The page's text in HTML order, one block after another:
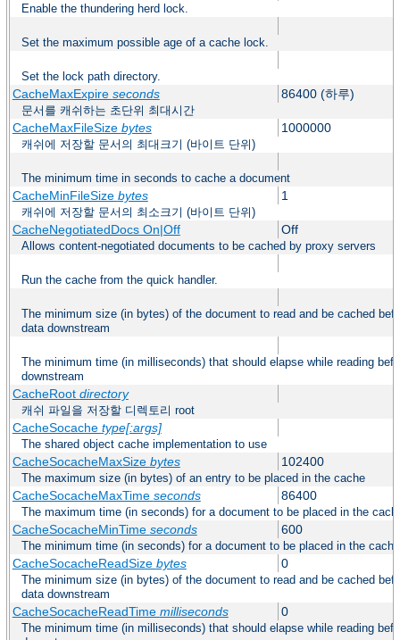
Enable the thundering herd lock.
Set the maximum possible age of a cache lock.
Set the lock path directory.
CacheMaxExpire seconds 86400 (하루)
문서를 캐쉬하는 초단위 최대시간
CacheMaxFileSize bytes 1000000
캐쉬에 저장할 문서의 최대크기 (바이트 단위)
The minimum time in seconds to cache a document
CacheMinFileSize bytes 1
캐쉬에 저장할 문서의 최소크기 (바이트 단위)
CacheNegotiatedDocs On|Off Off
Allows content-negotiated documents to be cached by proxy servers
Run the cache from the quick handler.
The minimum size (in bytes) of the document to read and be cached
data downstream
The minimum time (in milliseconds) that should elapse while reading
downstream
CacheRoot directory
캐쉬 파일을 저장할 디렉토리 root
CacheSocache type[:args]
The shared object cache implementation to use
CacheSocacheMaxSize bytes 102400
The maximum size (in bytes) of an entry to be placed in the cache
CacheSocacheMaxTime seconds 86400
The maximum time (in seconds) for a document to be placed in the
CacheSocacheMinTime seconds 600
The minimum time (in seconds) for a document to be placed in the cache
CacheSocacheReadSize bytes 0
The minimum size (in bytes) of the document to read and be cached
data downstream
CacheSocacheReadTime milliseconds 0
The minimum time (in milliseconds) that should elapse while reading